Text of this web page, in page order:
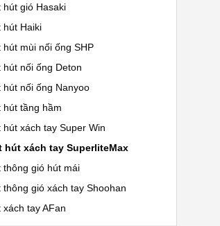
hút gió Hasaki
hút Haiki
hút mùi nối ống SHP
hút nối ống Deton
hút nối ống Nanyoo
hút tầng hầm
hút xách tay Super Win
hút xách tay SuperliteMax
thông gió hút mái
thông gió xách tay Shoohan
xách tay AFan